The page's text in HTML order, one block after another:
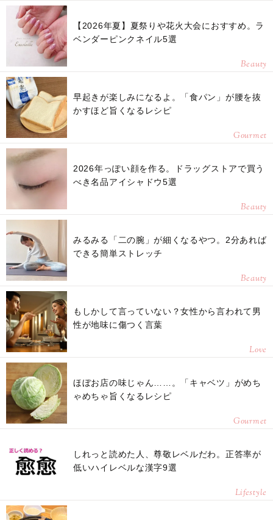
【2026年夏】夏祭りや花火大会におすすめ。ラ
ベンダーピンクネイル5選
Beauty
早起きが楽しみになるよ。「食パン」が腰を抜
かすほど旨くなるレシピ
Gourmet
2026年っぽい顔を作る。ドラッグストアで買う
べき名品アイシャドウ5選
Beauty
みるみる「二の腕」が細くなるやつ。2分あれば
できる簡単ストレッチ
Beauty
もしかして言っていない？女性から言われて男
性が地味に傷つく言葉
Love
ほぼお店の味じゃん……。「キャベツ」がめち
ゃめちゃ旨くなるレシピ
Gourmet
しれっと読めた人、尊敬レベルだわ。正答率が
低いハイレベルな漢字9選
Lifestyle